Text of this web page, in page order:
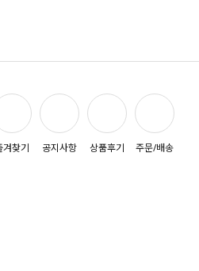
겨찾기 공지사항 상품후기 주문/배송